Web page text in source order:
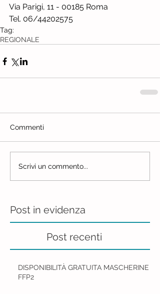
Via Parigi, 11 - 00185 Roma
Tel. 06/44202575
Tag:
REGIONALE
Commenti
Scrivi un commento...
Post in evidenza
Post recenti
DISPONIBILITÀ GRATUITA MASCHERINE
FFP2